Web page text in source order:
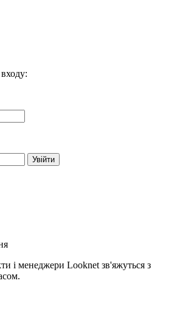
входу:
Увійти
і менеджери Looknet зв'яжуться з